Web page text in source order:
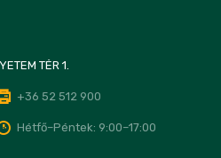
TÉR 1.
+36 52 512 900
Hétfő–Péntek: 9:00–17:00